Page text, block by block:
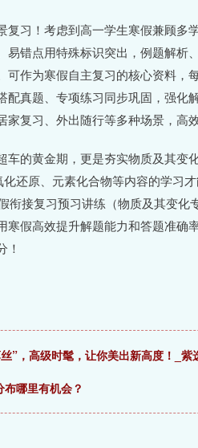
复习！考虑到高一学生寒假兼顾多
易错点用特殊标识突出，例题解析
作为寒假自主复习的核心资料，
真题、专项练习同步巩固，强化
复习、外出随行等多种场景，高
车的黄金期，更是夯实物质及其
还原、元素化合物等内容的学习
接复习预习讲练（物质及其变化
寒假高效提升解题能力和答题准确
！
”，高级时髦，让你美出新高度！_紫
哪里有机会？